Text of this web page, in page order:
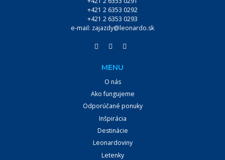
+421 2 6353 0292
+421 2 6353 0293
e-mail: zajazdy@leonardo.sk
MENU
O nás
Ako fungujeme
Odporúčané ponuky
Inšpirácia
Destinácie
Leonardoviny
Letenky